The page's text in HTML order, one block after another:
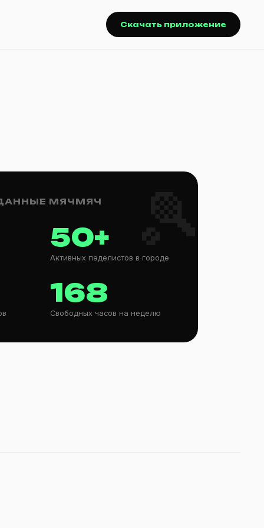
Скачать приложение
МЯЧМЯЧ
50+
Активных паделистов в городе
168
Свободных часов на неделю